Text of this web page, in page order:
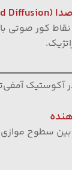
(Sound Diffusion)
نقاط کور صوتی
آکوستیک
سطوح